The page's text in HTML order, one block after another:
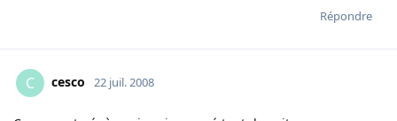
Répondre
C cesco 22 juil. 2008